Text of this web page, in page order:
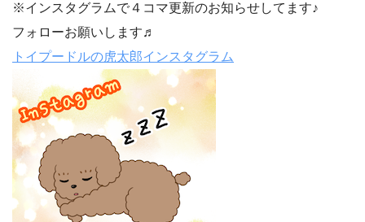
※インスタグラムで４コマ更新のお知らせしてます♪
フォローお願いします♬
トイプードルの虎太郎インスタグラム